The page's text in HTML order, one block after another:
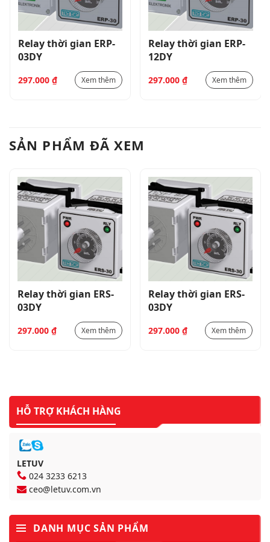
Relay thời gian ERP-
03DY
297.000 ₫ Xem thêm
Relay thời gian ERP-
12DY
297.000 ₫ Xem thêm
SẢN PHẨM ĐÃ XEM
Relay thời gian ERS-
03DY
297.000 ₫ Xem thêm
Relay thời gian ERS-
03DY
297.000 ₫ Xem thêm
HỖ TRỢ KHÁCH HÀNG
LETUV
024 3233 6213
ceo@letuv.com.vn
DANH MỤC SẢN PHẨM